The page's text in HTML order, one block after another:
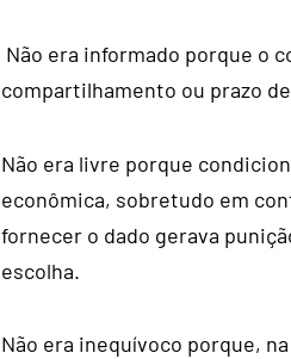
Não era informado porque o
compartilhamento ou prazo
Não era livre porque
econômica, sobretudo em
fornecer o dado gerava
escolha.
Não era inequívoco porque,